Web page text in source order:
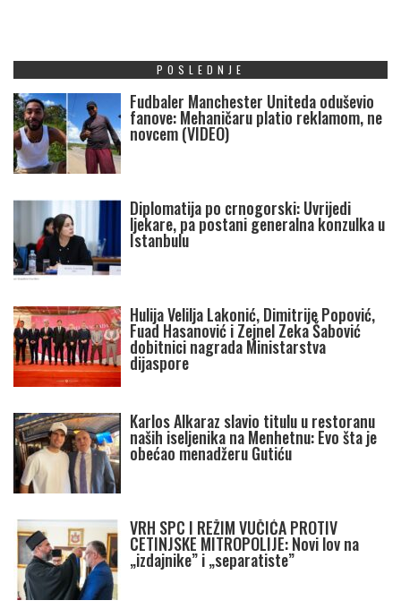
POSLEDNJE
Fudbaler Manchester Uniteda oduševio
fanove: Mehaničaru platio reklamom, ne
novcem (VIDEO)
Diplomatija po crnogorski: Uvrijedi
ljekare, pa postani generalna konzulka u
Istanbulu
Hulija Velilja Lakonić, Dimitrije Popović,
Fuad Hasanović i Zejnel Zeka Šabović
dobitnici nagrada Ministarstva
dijaspore
Karlos Alkaraz slavio titulu u restoranu
naših iseljenika na Menhetnu: Evo šta je
obećao menadžeru Gutiću
VRH SPC I REŽIM VUČIĆA PROTIV
CETINJSKE MITROPOLIJE: Novi lov na
„izdajnike” i „separatiste”